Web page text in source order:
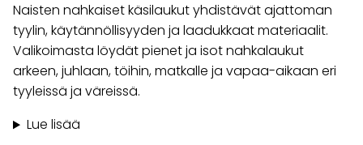
Naisten nahkaiset käsilaukut yhdistävät ajattoman
tyylin, käytännöllisyyden ja laadukkaat materiaalit.
Valikoimasta löydät pienet ja isot nahkalaukut
arkeen, juhlaan, töihin, matkalle ja vapaa-aikaan eri
tyyleissä ja väreissä.
Lue lisää